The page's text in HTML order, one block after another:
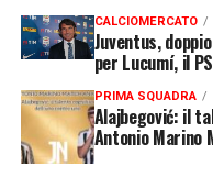
CALCIOMERCATO
Juventus,
per Lucumí, il
PRIMA SQUADRA
Alajbegović: il
Antonio Marino